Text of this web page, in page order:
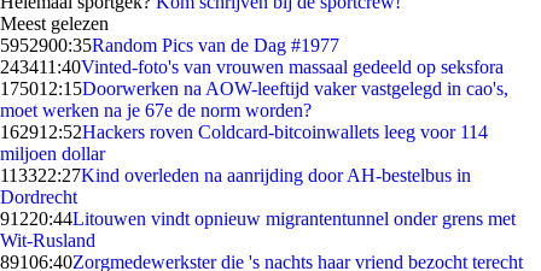
Meest gelezen
5952900:35Random Pics van de Dag #1977
243411:40Vinted-foto's van vrouwen massaal gedeeld op seksfora
175012:15Doorwerken na AOW-leeftijd vaker vastgelegd in cao's,
moet werken na je 67e de norm worden?
162912:52Hackers roven Coldcard-bitcoinwallets leeg voor 114
miljoen dollar
113322:27Kind overleden na aanrijding door AH-bestelbus in
Dordrecht
91220:44Litouwen vindt opnieuw migrantentunnel onder grens met
Wit-Rusland
89106:40Zorgmedewerkster die 's nachts haar vriend bezocht terecht